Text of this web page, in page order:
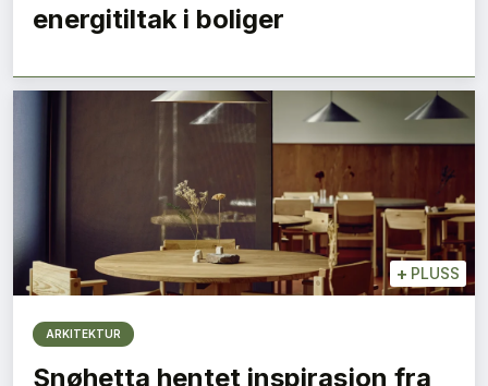
energitiltak i boliger
+ PLUSS
ARKITEKTUR
Snøhetta hentet inspirasjon fra